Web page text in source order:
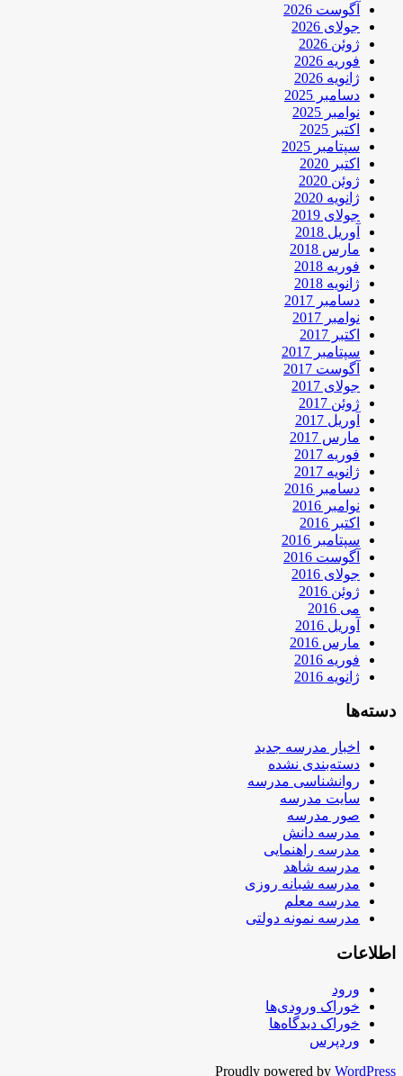
آگوست 2026
جولای 2026
ژوئن 2026
فوریه 2026
ژانویه 2026
دسامبر 2025
نوامبر 2025
اکتبر 2025
سپتامبر 2025
اکتبر 2020
ژوئن 2020
ژانویه 2020
جولای 2019
آوریل 2018
مارس 2018
فوریه 2018
ژانویه 2018
دسامبر 2017
نوامبر 2017
اکتبر 2017
سپتامبر 2017
آگوست 2017
جولای 2017
ژوئن 2017
آوریل 2017
مارس 2017
فوریه 2017
ژانویه 2017
دسامبر 2016
نوامبر 2016
اکتبر 2016
سپتامبر 2016
آگوست 2016
جولای 2016
ژوئن 2016
می 2016
آوریل 2016
مارس 2016
فوریه 2016
ژانویه 2016
دسته‌ها
اخبار مدرسه جدید
دسته‌بندی نشده
روانشناسی مدرسه
سایت مدرسه
صور مدرسه
مدرسه دانش
مدرسه راهنمایی
مدرسه شاهد
مدرسه شبانه روزی
مدرسه معلم
مدرسه نمونه دولتی
اطلاعات
ورود
خوراک ورودی‌ها
خوراک دیدگاه‌ها
وردپرس
Proudly powered by WordPress